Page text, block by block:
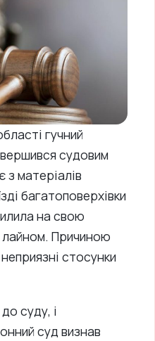
гучний
судовим
з матеріалів
багатоповерхівки
на свою
лайном. Причиною
стосунки
суду, і
суд визнав